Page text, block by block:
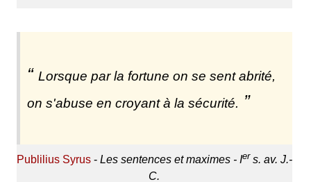
Lorsque par la fortune on se sent abrité,
on s'abuse en croyant à la sécurité.
Publilius Syrus- Les sentences et maximes - Iers. av. J.-
C.